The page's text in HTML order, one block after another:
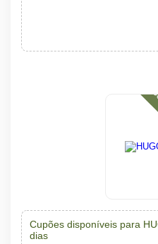
Cupões disponíveis para
dias